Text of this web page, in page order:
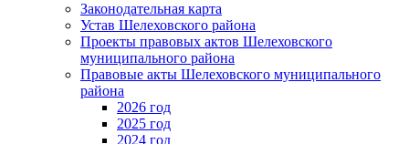
Законодательная карта
Устав Шелеховского района
Проекты правовых актов Шелеховского
муниципального района
Правовые акты Шелеховского муниципального
района
2026 год
2025 год
2024 год